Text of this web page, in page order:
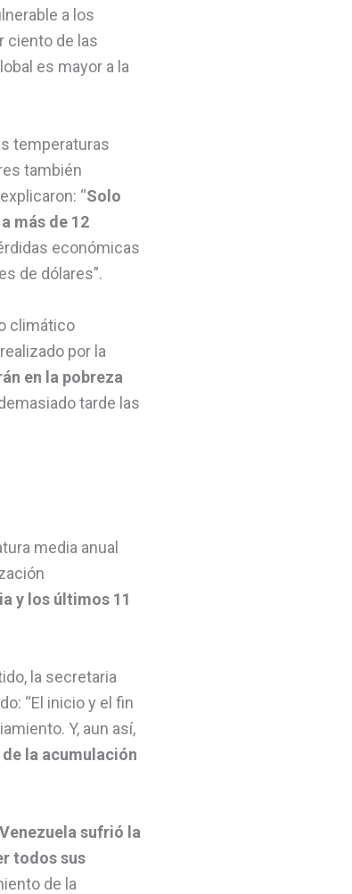
a los
ciento de las
es mayor a la
temperaturas
también
“Solo
más de 12
económicas
de dólares”.
climático
por la
en la pobreza
tarde las
media anual
y los últimos 11
la secretaria
“El inicio y el fin
Y, aun así,
la acumulación
Venezuela sufrió la
todos sus
de la